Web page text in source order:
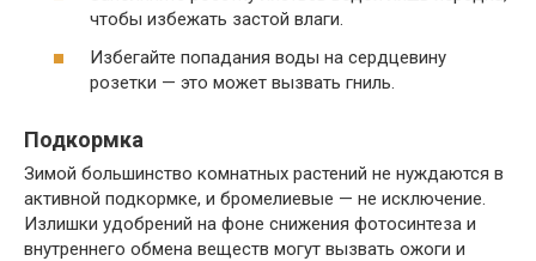
чтобы избежать застой влаги.
Избегайте попадания воды на сердцевину
розетки — это может вызвать гниль.
Подкормка
Зимой большинство комнатных растений не нуждаются в
активной подкормке, и бромелиевые — не исключение.
Излишки удобрений на фоне снижения фотосинтеза и
внутреннего обмена веществ могут вызвать ожоги и